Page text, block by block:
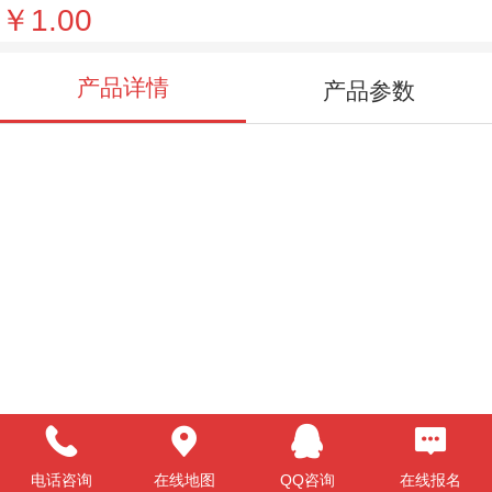
￥1.00
产品详情 产品参数
电话咨询 在线地图 QQ咨询 在线报名